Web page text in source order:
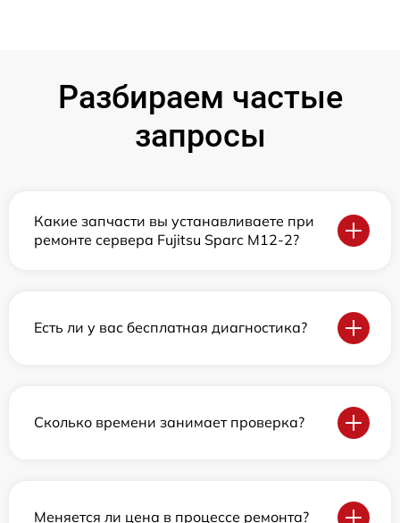
Разбираем частые
запросы
Какие запчасти вы устанавливаете при
ремонте сервера Fujitsu Sparc M12-2?
Есть ли у вас бесплатная диагностика?
Сколько времени занимает проверка?
Меняется ли цена в процессе ремонта?